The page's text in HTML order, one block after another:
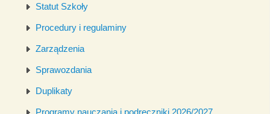
Statut Szkoły
Procedury i regulaminy
Zarządzenia
Sprawozdania
Duplikaty
Programy nauczania i podręczniki 2026/2027